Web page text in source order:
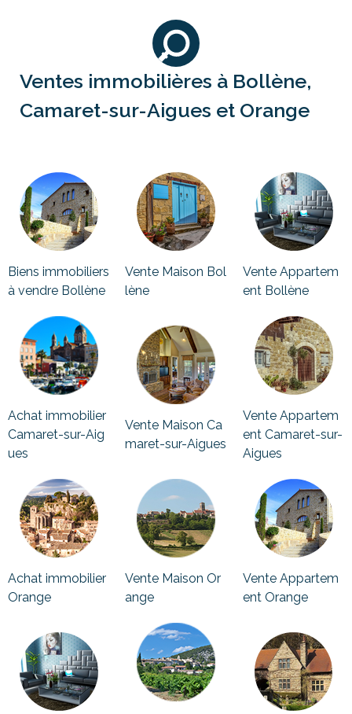
Ventes immobilières à Bollène,
Camaret-sur-Aigues et Orange
Biens immobiliers
à vendre Bollène
Vente Maison Bol
lène
Vente Appartem
ent Bollène
Achat immobilier
Camaret-sur-Aig
ues
Vente Maison Ca
maret-sur-Aigues
Vente Appartem
ent Camaret-sur-
Aigues
Achat immobilier
Orange
Vente Maison Or
ange
Vente Appartem
ent Orange